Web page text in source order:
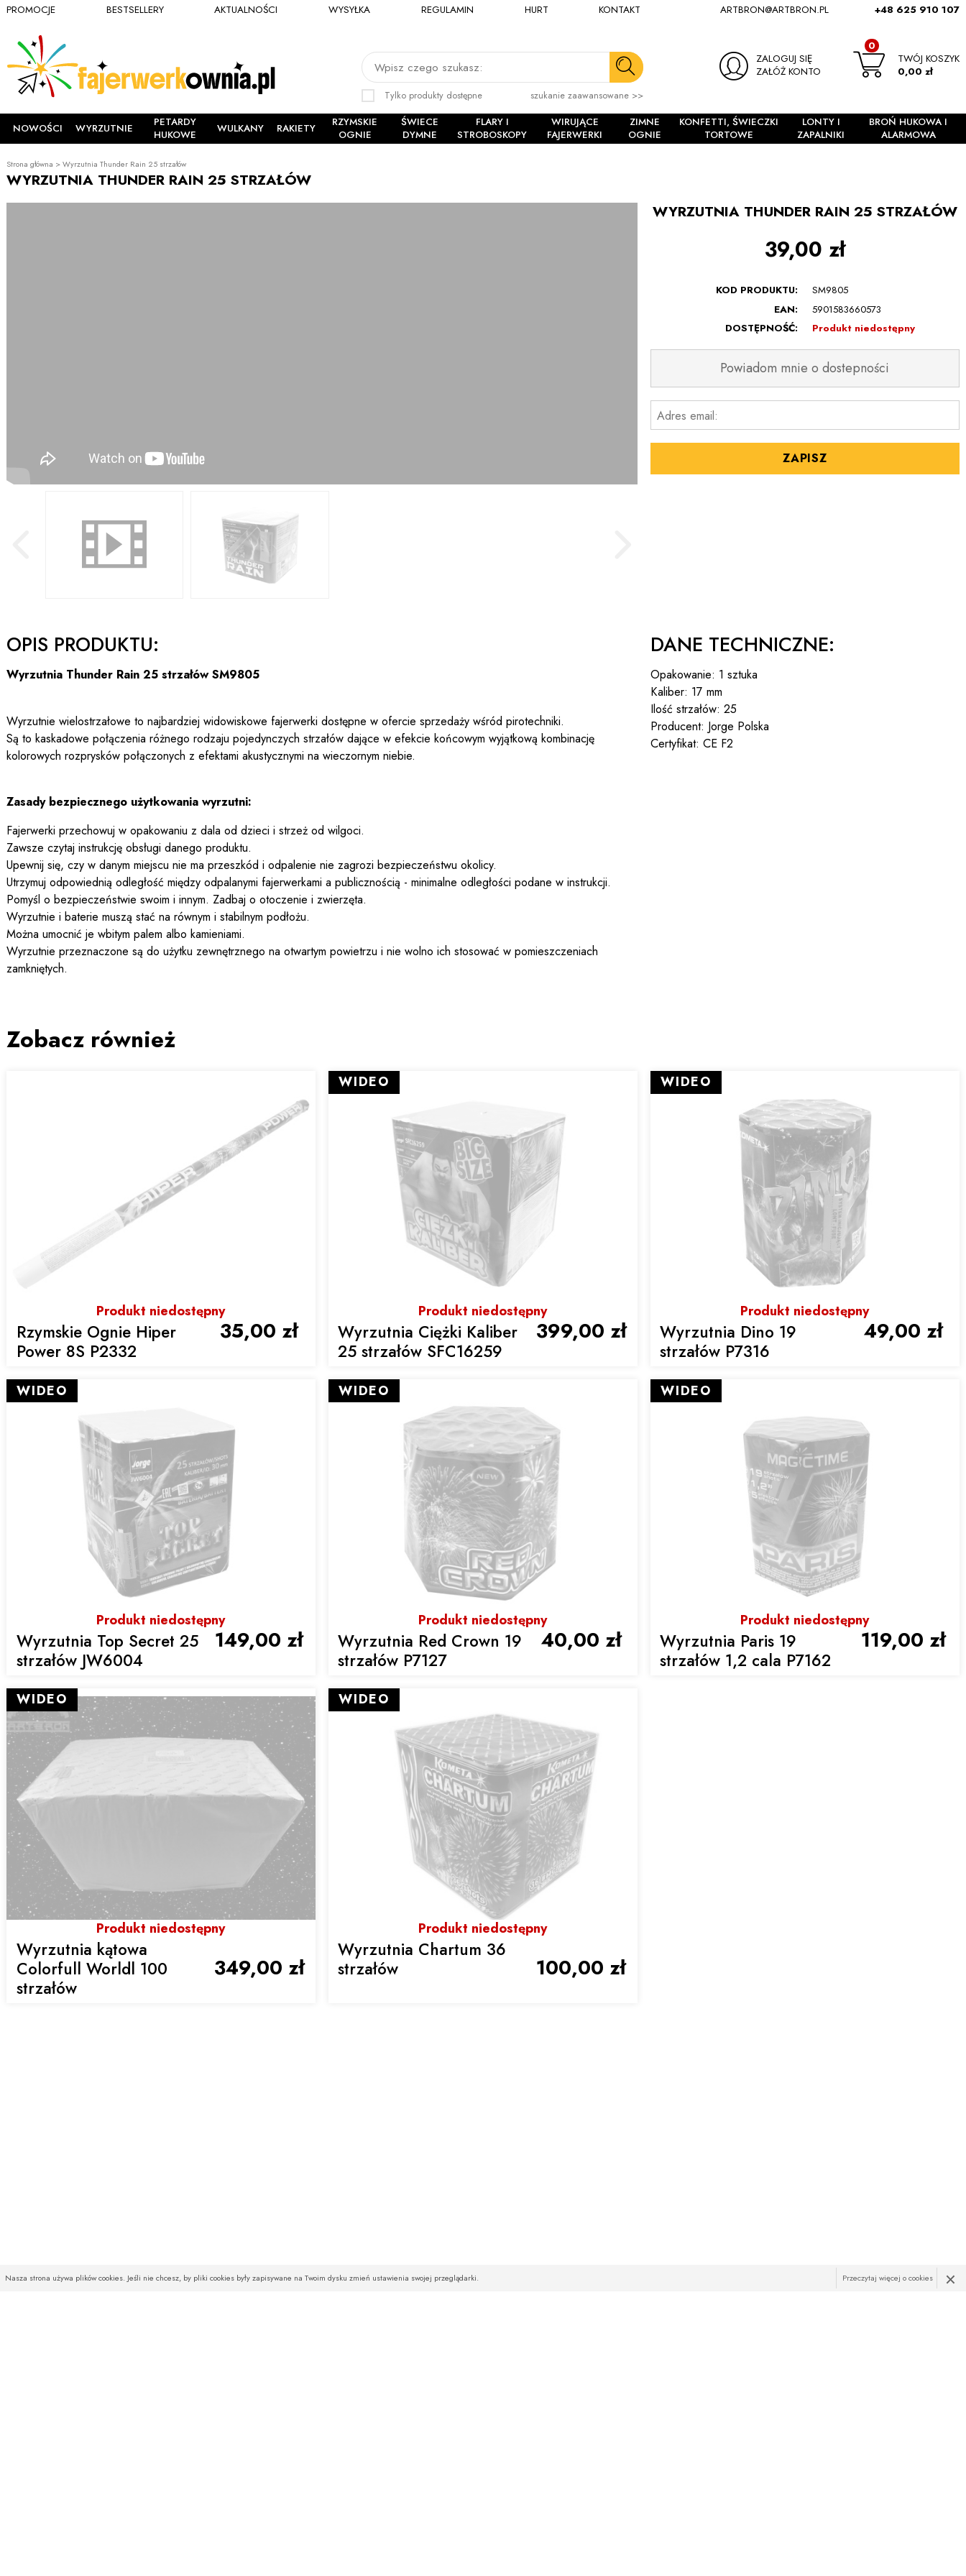
ARTBRON@ARTBRON.PL +48 625 910 107
Wpisz czego szukasz:
Tylko produkty dostępne szukanie zaawansowane >>
ZALOGUJ SIĘ
ZAŁÓŻ KONTO
TWÓJ KOSZYK
0
0,00 zł
PROMOCJE BESTSELLERY AKTUALNOŚCI WYSYŁKA REGULAMIN HURT KONTAKT
NOWOŚCI WYRZUTNIE
PETARDY
HUKOWE
WULKANY RAKIETY
RZYMSKIE
OGNIE
ŚWIECE
DYMNE
FLARY I
STROBOSKOPY
WIRUJĄCE
FAJERWERKI
ZIMNE
OGNIE
KONFETTI, ŚWIECZKI
TORTOWE
LONTY I
ZAPALNIKI
BROŃ HUKOWA I
ALARMOWA
Strona główna >Wyrzutnia Thunder Rain 25 strzałów
WYRZUTNIA THUNDER RAIN 25 STRZAŁÓW
WYRZUTNIA THUNDER RAIN 25 STRZAŁÓW
39,00 zł
KOD PRODUKTU:
SM9805
EAN:
5901583660573
DOSTĘPNOŚĆ:
Produkt niedostępny
Powiadom mnie o dostepności
Adres email:
ZAPISZ
OPIS PRODUKTU:
Wyrzutnia Thunder Rain 25 strzałów SM9805
Wyrzutnie wielostrzałowe to najbardziej widowiskowe fajerwerki dostępne w ofercie sprzedaży wśród pirotechniki.
Są to kaskadowe połączenia różnego rodzaju pojedynczych strzałów dające w efekcie końcowym wyjątkową kombinację
kolorowych rozprysków połączonych z efektami akustycznymi na wieczornym niebie.
Zasady bezpiecznego użytkowania wyrzutni:
Fajerwerki przechowuj w opakowaniu z dala od dzieci i strzeż od wilgoci.
Zawsze czytaj instrukcję obsługi danego produktu.
Upewnij się, czy w danym miejscu nie ma przeszkód i odpalenie nie zagrozi bezpieczeństwu okolicy.
Utrzymuj odpowiednią odległość między odpalanymi fajerwerkami a publicznością - minimalne odległości podane w instrukcji.
Pomyśl o bezpieczeństwie swoim i innym. Zadbaj o otoczenie i zwierzęta.
Wyrzutnie i baterie muszą stać na równym i stabilnym podłożu.
Można umocnić je wbitym palem albo kamieniami.
Wyrzutnie przeznaczone są do użytku zewnętrznego na otwartym powietrzu i nie wolno ich stosować w pomieszczeniach
zamkniętych.
DANE TECHNICZNE:
Opakowanie: 1 sztuka
Kaliber: 17 mm
Ilość strzałów: 25
Producent: Jorge Polska
Certyfikat: CE F2
Zobacz również
Produkt niedostępny
Rzymskie Ognie Hiper
Power 8S P2332
35,00 zł
Produkt niedostępny
Wyrzutnia Ciężki Kaliber
25 strzałów SFC16259
399,00 zł
WIDEO
Produkt niedostępny
Wyrzutnia Dino 19
strzałów P7316
49,00 zł
WIDEO
Produkt niedostępny
Wyrzutnia Top Secret 25
strzałów JW6004
149,00 zł
WIDEO
Produkt niedostępny
Wyrzutnia Red Crown 19
strzałów P7127
40,00 zł
WIDEO
Produkt niedostępny
Wyrzutnia Paris 19
strzałów 1,2 cala P7162
119,00 zł
WIDEO
Produkt niedostępny
Wyrzutnia kątowa
Colorfull Worldl 100
strzałów
349,00 zł
WIDEO
Produkt niedostępny
Wyrzutnia Chartum 36
strzałów
100,00 zł
WIDEO
Nasza strona używa plików cookies. Jeśli nie chcesz, by pliki cookies były zapisywane na Twoim dysku zmień ustawienia swojej przeglądarki. ×
Przeczytaj więcej o cookies